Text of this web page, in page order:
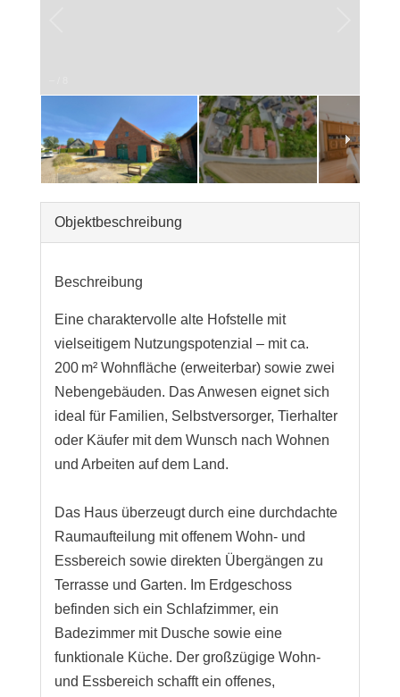
Objekt­beschreibung
Beschreibung
Eine charaktervolle alte Hofstelle mit
vielseitigem Nutzungspotenzial – mit ca.
200 m² Wohnfläche (erweiterbar) sowie zwei
Nebengebäuden. Das Anwesen eignet sich
ideal für Familien, Selbstversorger, Tierhalter
oder Käufer mit dem Wunsch nach Wohnen
und Arbeiten auf dem Land.
Das Haus überzeugt durch eine durchdachte
Raumaufteilung mit offenem Wohn- und
Essbereich sowie direkten Übergängen zu
Terrasse und Garten. Im Erdgeschoss
befinden sich ein Schlafzimmer, ein
Badezimmer mit Dusche sowie eine
funktionale Küche. Der großzügige Wohn-
und Essbereich schafft ein offenes,